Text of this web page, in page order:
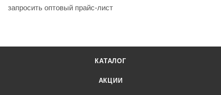
запросить оптовый прайс-лист
КАТАЛОГ
АКЦИИ